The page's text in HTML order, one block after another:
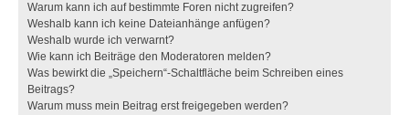
Warum kann ich auf bestimmte Foren nicht zugreifen?
Weshalb kann ich keine Dateianhänge anfügen?
Weshalb wurde ich verwarnt?
Wie kann ich Beiträge den Moderatoren melden?
Was bewirkt die „Speichern“-Schaltfläche beim Schreiben eines
Beitrags?
Warum muss mein Beitrag erst freigegeben werden?